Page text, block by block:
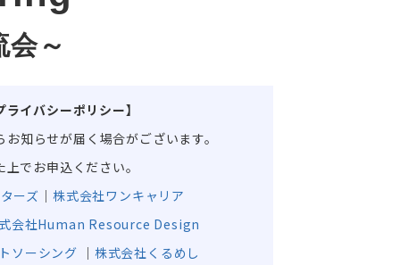
～
ライバシーポリシー】
知らせが届く場合がございます。
上でお申込ください。
ーズ ｜ 株式会社ワンキャリア
会社Human Resource Design
ソーシング ｜ 株式会社くるめし